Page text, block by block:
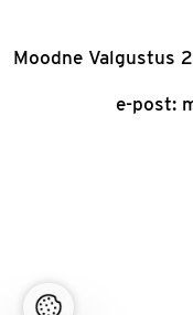
Moodne Valgustus
e-post: